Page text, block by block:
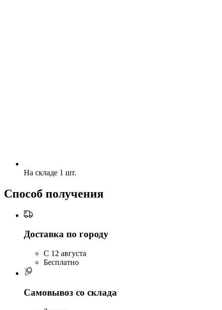
На складе 1 шт.
Способ получения
Доставка по городу
C 12 августа
Бесплатно
Самовывоз со склада